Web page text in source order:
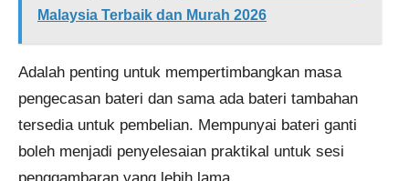
Malaysia Terbaik dan Murah 2026
Adalah penting untuk mempertimbangkan masa
pengecasan bateri dan sama ada bateri tambahan
tersedia untuk pembelian. Mempunyai bateri ganti
boleh menjadi penyelesaian praktikal untuk sesi